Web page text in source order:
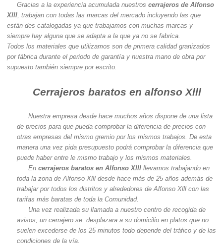
Gracias a la experiencia acumulada nuestros cerrajeros de Alfonso
Xlll , trabajan con todas las marcas del mercado incluyendo las que
están des catalogadas ya que trabajamos con muchas marcas y
siempre hay alguna que se adapta a la que ya no se fabrica.
Todos los materiales que utilizamos son de primera calidad granizados
por fábrica durante el periodo de garantía y nuestra mano de obra por
supuesto también siempre por escrito.
Cerrajeros baratos en alfonso Xlll
Nuestra empresa desde hace muchos años dispone de una lista
de precios para que pueda comprobar la diferencia de precios con
otras empresas del mismo gremio por los mismos trabajos. De esta
manera una vez pida presupuesto podrá comprobar la diferencia que
puede haber entre le mismo trabajo y los mismos materiales.
Encerrajeros baratos en Alfonso Xlll llevamos trabajando en
toda la zona de Alfonso Xlll desde hace más de 25 años además de
trabajar por todos los distritos y alrededores de Alfonso Xlll con las
tarifas más baratas de toda la Comunidad.
Una vez realizada su llamada a nuestro centro de recogida de
avisos, un cerrajero se desplazara a su domicilio en platos que no
suelen excederse de los 25 minutos todo depende del tráfico y de las
condiciones de la vía.